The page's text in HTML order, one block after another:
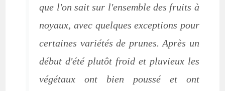
que l'on sait sur l'ensemble des fruits à
noyaux, avec quelques exceptions pour
certaines variétés de prunes. Après un
début d'été plutôt froid et pluvieux les
végétaux ont bien poussé et ont